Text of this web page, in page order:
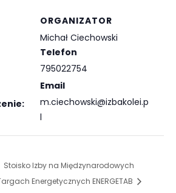
ORGANIZATOR
Michał Ciechowski
Telefon
795022754
Email
m.ciechowski@izbakolei.p
l
Stoisko Izby na Międzynarodowych
Energetycznych ENERGETAB